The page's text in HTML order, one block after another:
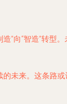
”向“智造”转型
未来。这条路